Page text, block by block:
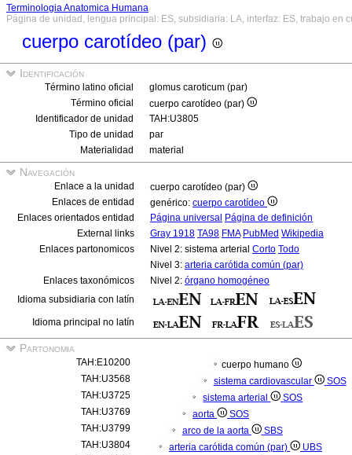
Terminologia Anatomica Humana
Página de unidad, lengua principal: ES, subsidiaria: LA, interfaz: ES, trabajo en
cuerpo carotídeo (par)
Identificación
Término latino oficial
glomus caroticum (par)
Término oficial
cuerpo carotídeo (par)
Identificador de unidad
TAH:U3805
Tipo de unidad
par
Materialidad
material
Navegación
Enlace a la unidad
cuerpo carotídeo (par)
Enlaces de entidad
genérico: cuerpo carotídeo
Enlaces orientados entidad
Página universal Página de definición
External links
Gray 1918 TA98 FMA PubMed Wikipedia
Enlaces partonomicos
Nivel 2: sistema arterial Corto Todo
Nivel 3: arteria carótida común (par)
Enlaces taxonómicos
Nivel 2: órgano homogéneo
Idioma subsidiaria con latín
Idioma principal no latín
Partonomia
TAH:E10200
cuerpo humano
TAH:U3568
sistema cardiovascular
SOS
TAH:U3725
sistema arterial
SOS
TAH:U3769
aorta
SOS
TAH:U3799
arco de la aorta
SBS
TAH:U3804
arteria carótida común (par)
UBS